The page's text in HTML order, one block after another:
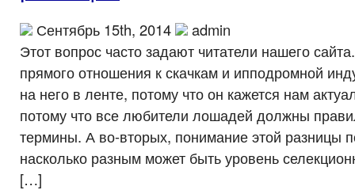
Сентябрь 15th, 2014
admin
Этот вопрос часто задают читатели нашего
прямого отношения к скачкам и ипподромной
на него в ленте, потому что он кажется нам
потому что все любители лошадей должны
термины. А во-вторых, понимание этой разницы
насколько разным может быть уровень
[…]